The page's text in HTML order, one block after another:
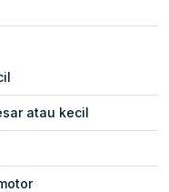
atau kecil